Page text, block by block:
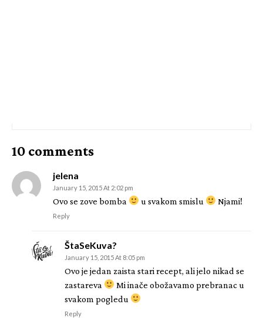
10 comments
jelena
January 15, 2015 At 2:02 pm
Ovo se zove bomba u svakom smislu Njami!
Reply
ŠtaSeKuva?
January 15, 2015 At 8:05 pm
Ovo je jedan zaista stari recept, ali jelo nikad se
zastareva
Mi inače obožavamo prebranac u
svakom pogledu
Reply